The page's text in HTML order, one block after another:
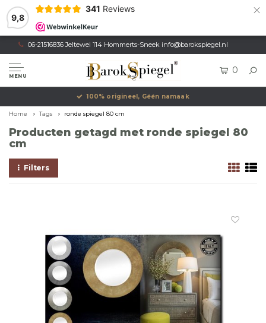
9,8
341 Reviews ×
06-21516836 Jeltewei 114 Hommerts-Sneek info@barokspiegel.nl
MENU
0
100% origineel, Géén namaak
Home Tags ronde spiegel 80 cm
Producten getagd met ronde spiegel 80
cm
Filters